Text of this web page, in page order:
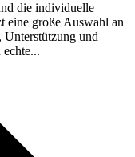
die individuelle
eine große Auswahl an
Unterstützung und